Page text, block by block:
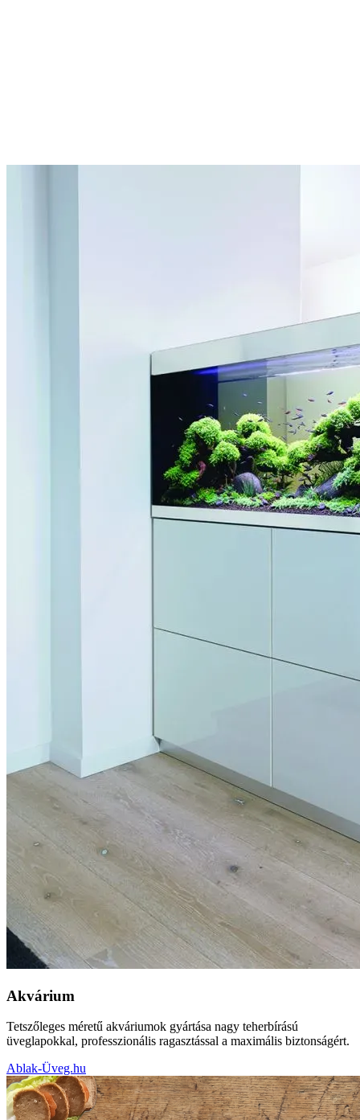
Akvárium
Tetszőleges méretű akváriumok gyártása nagy teherbírású
üveglapokkal, professzionális ragasztással a maximális biztonságért.
Ablak-Üveg.hu